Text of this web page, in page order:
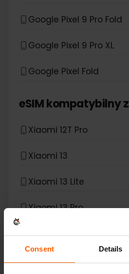
Consent Details
Google Pixel 9 Pro Fold
Google Pixel 9 Pro XL
Google Pixel Fold
eSIM kompatybilny z
Xiaomi 12T Pro
Xiaomi 13
Xiaomi 13 Lite
Xiaomi 13 Pro
Xiaomi 13T Pro